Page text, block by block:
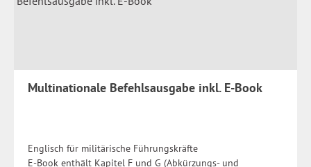
Multinationale Befehlsausgabe inkl. E-Book
Englisch für militärische Führungskräfte
E-Book enthält Kapitel F und G (Abkürzungs- und